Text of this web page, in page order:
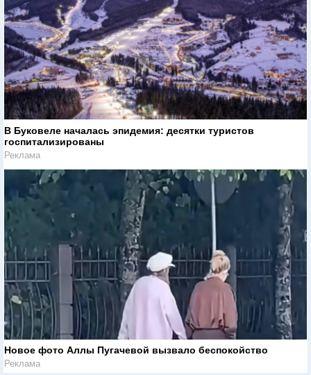
В Буковеле началась эпидемия: десятки туристов
госпитализированы
Реклама
Новое фото Аллы Пугачевой вызвало беспокойство
Реклама